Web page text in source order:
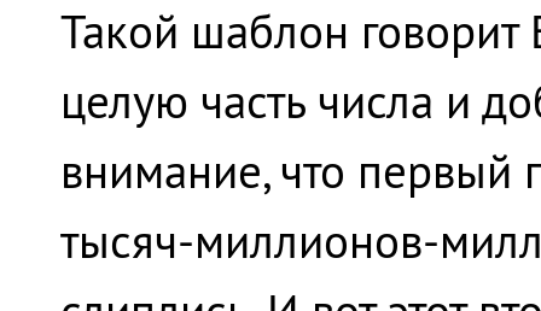
Такой шаблон говорит
целую часть числа и
внимание, что первый
тысяч-миллионов-